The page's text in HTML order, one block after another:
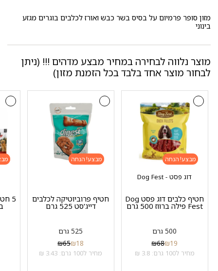
מזון סופר פרמיום על בסיס בשר כבש ואורז לכלבים בוגרים מגזע
בינוני
מוצר נלווה לבחירה במחיר מבצע מדהים !!! (ניתן
לבחור מוצר אחד בלבד בכל הזמנת מזון)
מבצע!
חטיף כלבים דוג פסט Dog
Fest פילה ברווז 500 גרם
דוג פסט - Dog Fest
500 גרם
₪68₪19
מחיר ל100 גרם: 3.8 ₪
מבצע!
חטיף פרוביוטיקה לכלבים
דייג'סט 525 גרם
525 גרם
₪65₪18
מחיר ל100 גרם: 3.43 ₪
ב-